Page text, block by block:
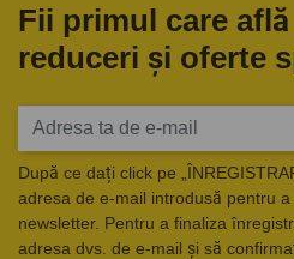
Fii primul care
reduceri și oferte
După ce dați click pe
adresa de e-mail introdusă pentru
newsletter. Pentru a finaliza
adresa dvs. de e-mail și să